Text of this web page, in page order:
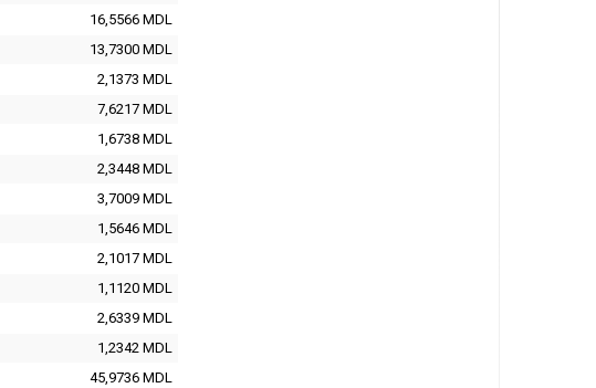
16,5566 MDL
13,7300 MDL
2,1373 MDL
7,6217 MDL
1,6738 MDL
2,3448 MDL
3,7009 MDL
1,5646 MDL
2,1017 MDL
1,1120 MDL
2,6339 MDL
1,2342 MDL
45,9736 MDL